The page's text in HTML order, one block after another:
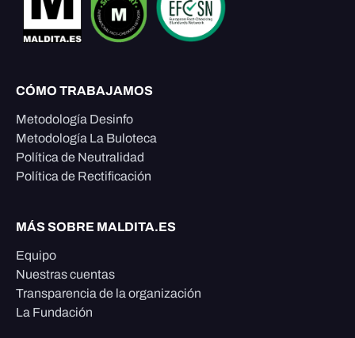
CÓMO TRABAJAMOS
Metodología Desinfo
Metodología La Buloteca
Política de Neutralidad
Política de Rectificación
MÁS SOBRE MALDITA.ES
Equipo
Nuestras cuentas
Transparencia de la organización
La Fundación